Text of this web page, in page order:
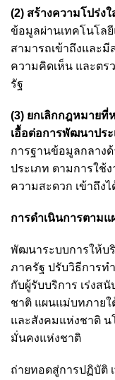
(2) สร้างความโปร่ง
ข้อมูลผ่านเทคโนโล
สามารถเข้าถึงและ
ความคิดเห็น และตร
รัฐ
(3) ยกเลิกกฎหมาย
เอื้อต่อการพัฒนาประ
การฐานข้อมูลกลาง
ประเภท ตามการใช้
ความสะดวก เข้าถึงไ
การดำเนินการตาม
พัฒนาระบบการให้บ
ภาครัฐ ปรับวิธีการท
กับผู้รับบริการ เร่งส
ชาติ แผนแม่บทภาย
และสังคมแห่งชาติ น
มั่นคงแห่งชาติ
ถ่ายทอดสู่การปฏิบัติ